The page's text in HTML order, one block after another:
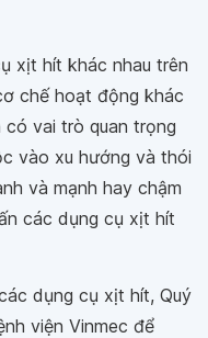
xịt hít khác nhau trên
chế hoạt động khác
có vai trò quan trọng
vào xu hướng và thói
và mạnh hay chậm
các dụng cụ xịt hít
dụng cụ xịt hít, Quý
viện Vinmec để